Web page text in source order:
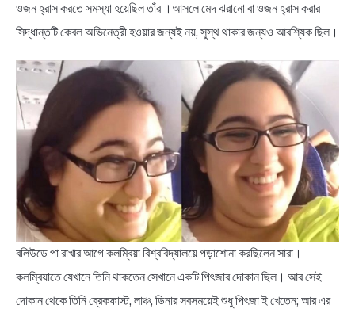
ওজন হ্রাস করতে সমস্যা হয়েছিল তাঁর ।আসলে মেদ ঝরানো বা ওজন হ্রাস করার
সিদ্ধান্তটি কেবল অভিনেত্রী হওয়ার জন্যই নয়, সুস্থ থাকার জন্যও আবশ্যিক ছিল।
বলিউডে পা রাখার আগে কলম্বিয়া বিশ্ববিদ্যালয়ে পড়াশোনা করছিলেন সারা।
কলম্বিয়াতে যেখানে তিনি থাকতেন সেখানে একটি পিৎজার দোকান ছিল। আর সেই
দোকান থেকে তিনি ব্রেকফাস্ট, লাঞ্চ, ডিনার সবসময়েই শুধু পিৎজা ই খেতেন; আর এর